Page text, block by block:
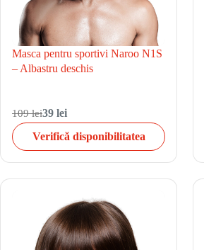
Masca pentru sportivi Naroo N1S
– Albastru deschis
109 lei39 lei
Verifică disponibilitatea